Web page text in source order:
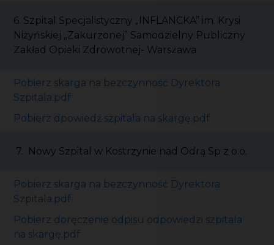
6. Szpital Specjalistyczny „INFLANCKA” im. Krysi
Niżyńskiej „Zakurzonej” Samodzielny Publiczny
Zakład Opieki Zdrowotnej- Warszawa
Pobierz skarga na bezczynność Dyrektora
Szpitala.pdf
Pobierz dpowiedź szpitala na skargę.pdf
7. Nowy Szpital w Kostrzynie nad Odrą Sp z o.o.
Pobierz skarga na bezczynność Dyrektora
Szpitala.pdf
Pobierz doręczenie odpisu odpowiedzi szpitala
na skargę.pdf